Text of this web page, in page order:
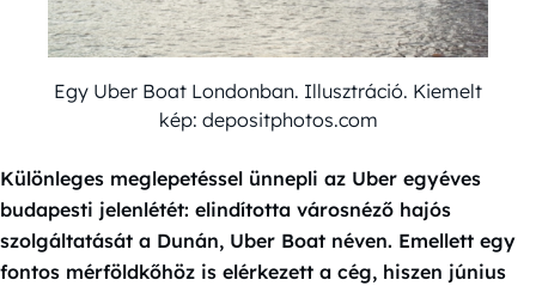
Egy Uber Boat Londonban. Illusztráció. Kiemelt
kép: depositphotos.com
Különleges meglepetéssel ünnepli az Uber egyéves
budapesti jelenlétét: elindította városnéző hajós
szolgáltatását a Dunán, Uber Boat néven. Emellett egy
fontos mérföldkőhöz is elérkezett a cég, hiszen június